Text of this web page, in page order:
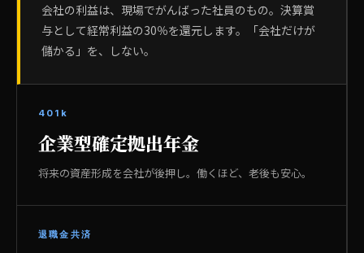
会社の利益は、現場でがんばった社員のもの。決算賞
与として経常利益の30％を還元します。「会社だけが
儲かる」を、しない。
401k
企業型確定拠出年金
将来の資産形成を会社が後押し。働くほど、老後も安心。
退職金共済